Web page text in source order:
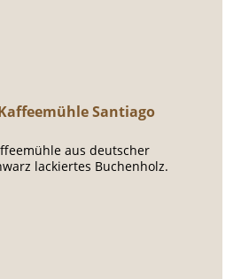
Santiago
aus deutscher
lackiertes Buchenholz.